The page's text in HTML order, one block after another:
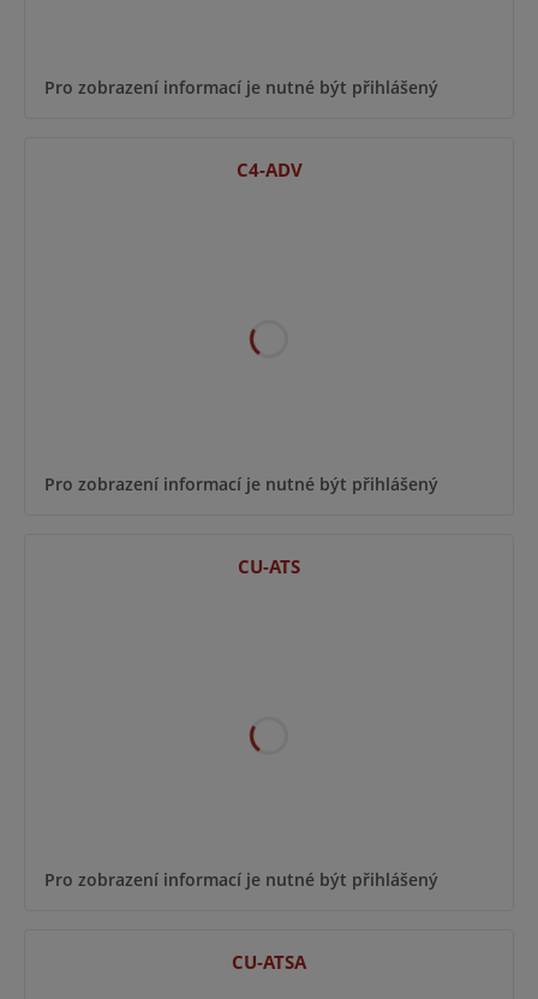
Pro zobrazení informací je nutné být přihlášený
C4-ADV
Pro zobrazení informací je nutné být přihlášený
CU-ATS
Pro zobrazení informací je nutné být přihlášený
CU-ATSA